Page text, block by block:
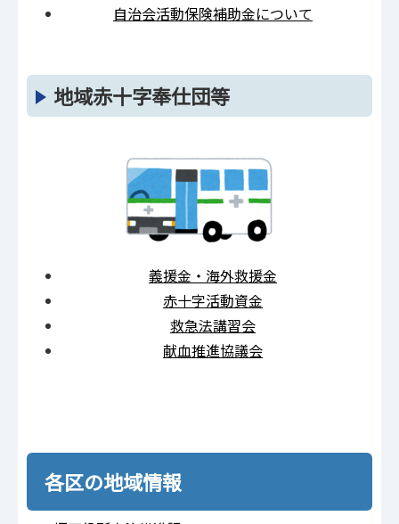
自治会活動保険補助金について
地域赤十字奉仕団等
義援金・海外救援金
赤十字活動資金
救急法講習会
献血推進協議会
各区の地域情報